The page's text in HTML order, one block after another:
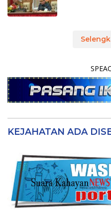
SPEACE
KEJAHATAN ADA